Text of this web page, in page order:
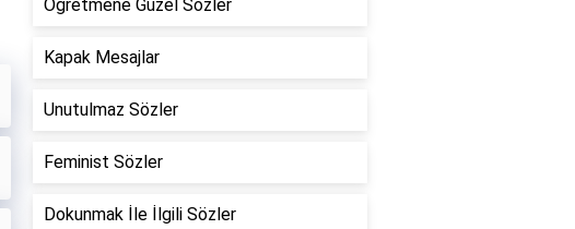
Öğretmene Güzel Sözler
Kapak Mesajlar
Unutulmaz Sözler
Feminist Sözler
Dokunmak İle İlgili Sözler